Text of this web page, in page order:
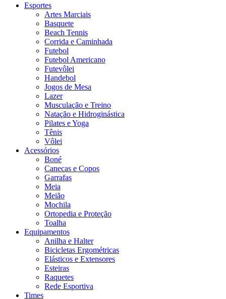
Esportes
Artes Marciais
Basquete
Beach Tennis
Corrida e Caminhada
Futebol
Futebol Americano
Futevôlei
Handebol
Jogos de Mesa
Lazer
Musculação e Treino
Natação e Hidroginástica
Pilates e Yoga
Tênis
Vôlei
Acessórios
Boné
Canecas e Copos
Garrafas
Meia
Meião
Mochila
Ortopedia e Proteção
Toalha
Equipamentos
Anilha e Halter
Bicicletas Ergométricas
Elásticos e Extensores
Esteiras
Raquetes
Rede Esportiva
Times